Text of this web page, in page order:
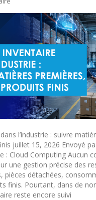
l’industrie : suivre
juillet 15, 2026 Envoyé
: Cloud Computing Aucun
une gestion précise des
pièces détachées,
finis. Pourtant, dans de
reste encore suivi